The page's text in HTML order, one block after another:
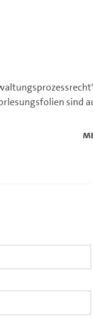
sind
Bitte in das
Bitte in das